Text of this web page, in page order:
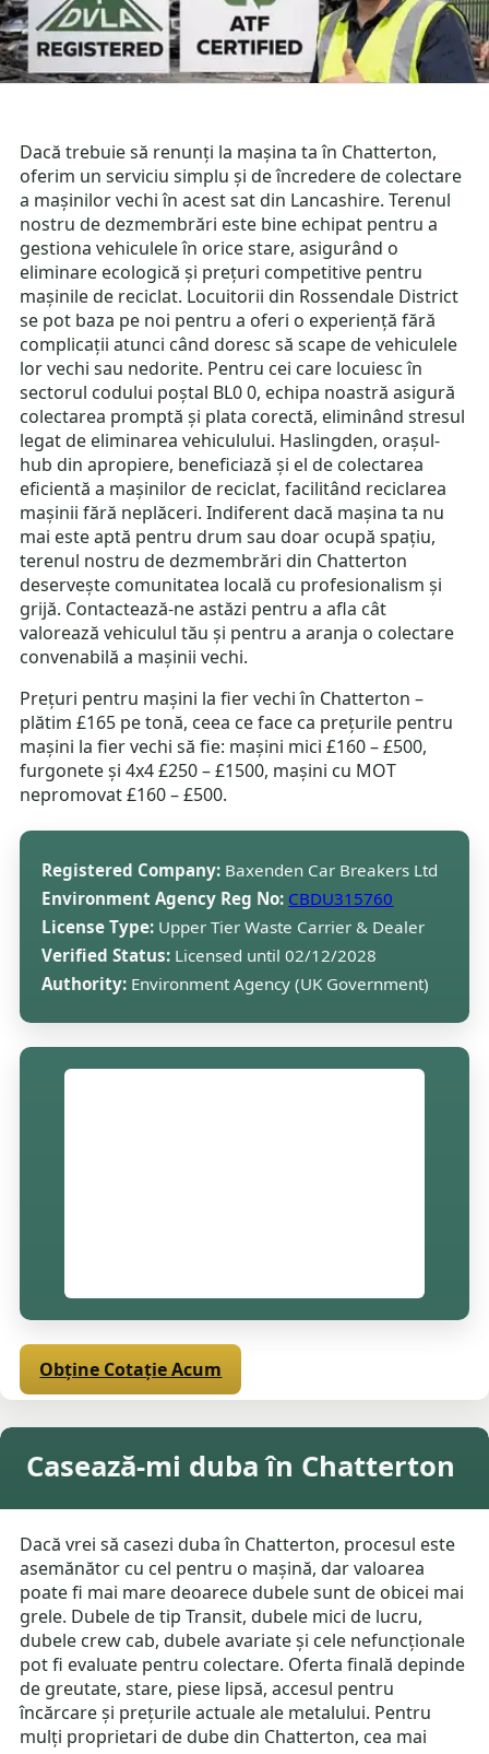
Dacă trebuie să renunți la mașina ta în Chatterton,
oferim un serviciu simplu și de încredere de colectare
a mașinilor vechi în acest sat din Lancashire. Terenul
nostru de dezmembrări este bine echipat pentru a
gestiona vehiculele în orice stare, asigurând o
eliminare ecologică și prețuri competitive pentru
mașinile de reciclat. Locuitorii din Rossendale District
se pot baza pe noi pentru a oferi o experiență fără
complicații atunci când doresc să scape de vehiculele
lor vechi sau nedorite. Pentru cei care locuiesc în
sectorul codului poștal BL0 0, echipa noastră asigură
colectarea promptă și plata corectă, eliminând stresul
legat de eliminarea vehiculului. Haslingden, orașul-
hub din apropiere, beneficiază și el de colectarea
eficientă a mașinilor de reciclat, facilitând reciclarea
mașinii fără neplăceri. Indiferent dacă mașina ta nu
mai este aptă pentru drum sau doar ocupă spațiu,
terenul nostru de dezmembrări din Chatterton
deservește comunitatea locală cu profesionalism și
grijă. Contactează-ne astăzi pentru a afla cât
valorează vehiculul tău și pentru a aranja o colectare
convenabilă a mașinii vechi.
Prețuri pentru mașini la fier vechi în Chatterton –
plătim £165 pe tonă, ceea ce face ca prețurile pentru
mașini la fier vechi să fie: mașini mici £160 – £500,
furgonete și 4x4 £250 – £1500, mașini cu MOT
nepromovat £160 – £500.
Registered Company: Baxenden Car Breakers Ltd
Environment Agency Reg No: CBDU315760
License Type: Upper Tier Waste Carrier & Dealer
Verified Status: Licensed until 02/12/2028
Authority: Environment Agency (UK Government)
Obține Cotație Acum
Casează-mi duba în Chatterton
Dacă vrei să casezi duba în Chatterton, procesul este
asemănător cu cel pentru o mașină, dar valoarea
poate fi mai mare deoarece dubele sunt de obicei mai
grele. Dubele de tip Transit, dubele mici de lucru,
dubele crew cab, dubele avariate și cele nefuncționale
pot fi evaluate pentru colectare. Oferta finală depinde
de greutate, stare, piese lipsă, accesul pentru
încărcare și prețurile actuale ale metalului. Pentru
mulți proprietari de dube din Chatterton, cea mai